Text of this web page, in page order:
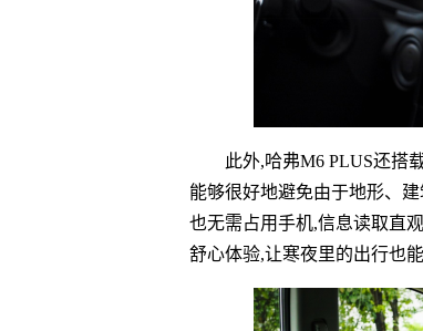
此外,哈弗M6 PLUS还搭
能够很好地避免由于地形、
也无需占用手机,信息读取直
舒心体验,让寒夜里的出行也能